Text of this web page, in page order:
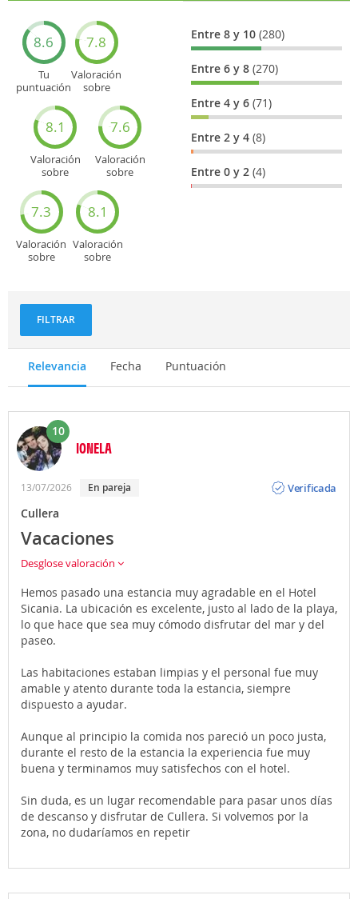
8.6
Tu
puntuación
7.8
Valoración
sobre
8.1
Valoración
sobre
7.6
Valoración
sobre
turísticos
7.3
Valoración
sobre
8.1
Valoración
sobre
Entre 8 y 10(280)
Entre 6 y 8(270)
Entre 4 y 6(71)
Entre 2 y 4(8)
Entre 0 y 2(4)
FILTRAR
Relevancia Fecha Puntuación
10
IONELA
13/07/2026 En pareja
Verificada
Cullera
Vacaciones
Desglose valoración
Hemos pasado una estancia muy agradable en el Hotel
Sicania. La ubicación es excelente, justo al lado de la playa,
lo que hace que sea muy cómodo disfrutar del mar y del
paseo.
Las habitaciones estaban limpias y el personal fue muy
amable y atento durante toda la estancia, siempre
dispuesto a ayudar.
Aunque al principio la comida nos pareció un poco justa,
durante el resto de la estancia la experiencia fue muy
buena y terminamos muy satisfechos con el hotel.
Sin duda, es un lugar recomendable para pasar unos días
de descanso y disfrutar de Cullera. Si volvemos por la
zona, no dudaríamos en repetir